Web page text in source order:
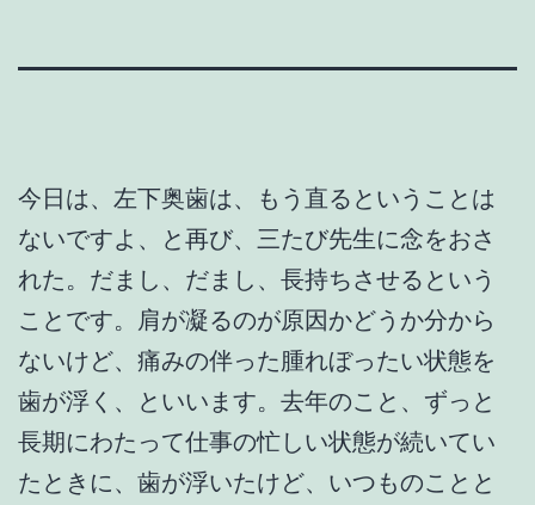
今日は、左下奥歯は、もう直るということは
ないですよ、と再び、三たび先生に念をおさ
れた。だまし、だまし、長持ちさせるという
ことです。肩が凝るのが原因かどうか分から
ないけど、痛みの伴った腫れぼったい状態を
歯が浮く、といいます。去年のこと、ずっと
長期にわたって仕事の忙しい状態が続いてい
たときに、歯が浮いたけど、いつものことと